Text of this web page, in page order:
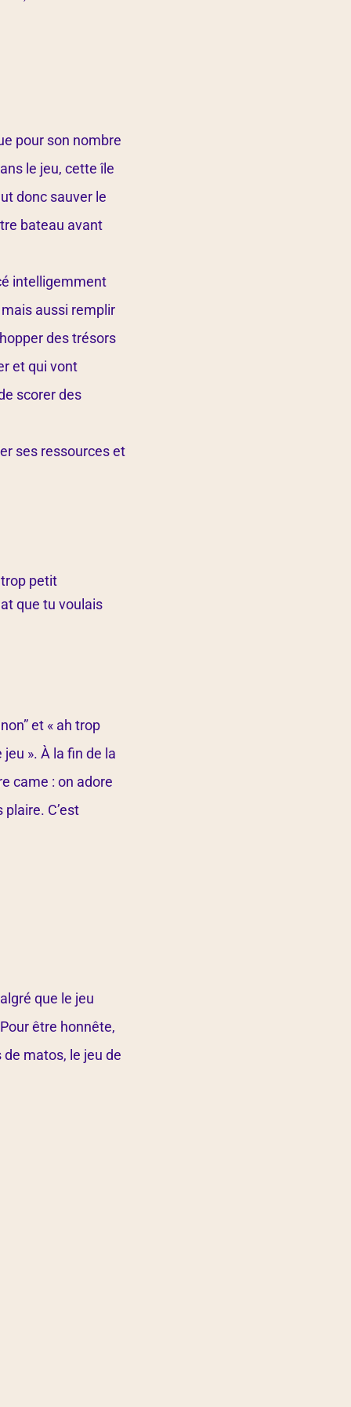
pour son nombre
le jeu, cette île
donc sauver le
bateau avant
intelligemment
aussi remplir
des trésors
et qui vont
scorer des
ses ressources et
trop petit
que tu voulais
et « ah trop
». À la fin de la
came : on adore
C’est
que le jeu
être honnête,
de matos, le jeu de